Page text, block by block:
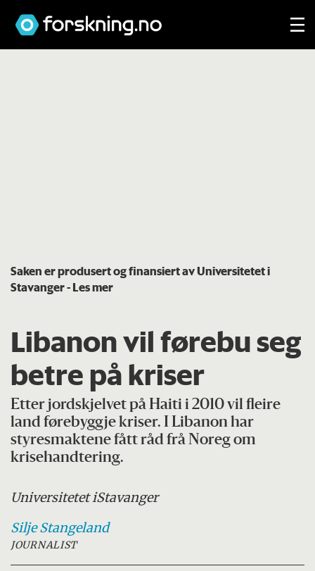
Saken er produsert og finansiert av Universitetet i
Stavanger- Les mer
Libanon vil førebu seg
betre på kriser
Etter jordskjelvet på Haiti i 2010 vil fleire
land førebyggje kriser. I Libanon har
styresmaktene fått råd frå Noreg om
krisehandtering.
Universitetet iStavanger
Silje Stangeland
JOURNALIST